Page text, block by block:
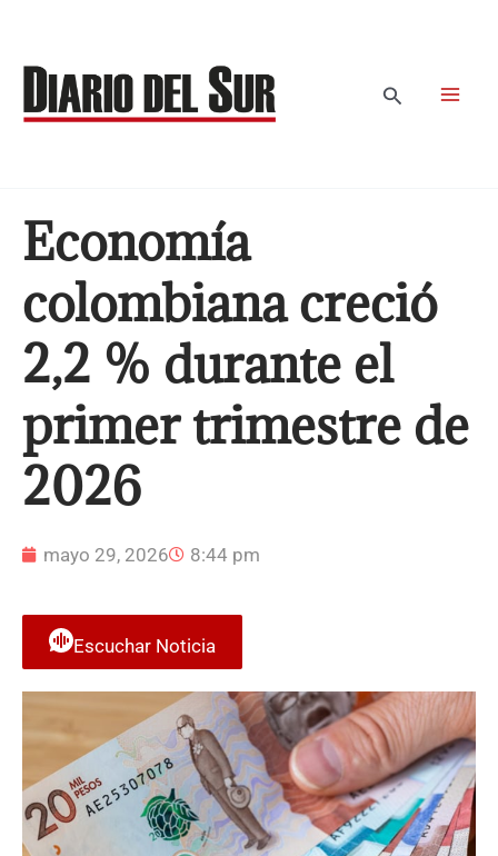
contenido
Buscar
Economía
colombiana creció
2,2 % durante el
primer trimestre de
2026
mayo 29, 2026 8:44 pm
Escuchar Noticia